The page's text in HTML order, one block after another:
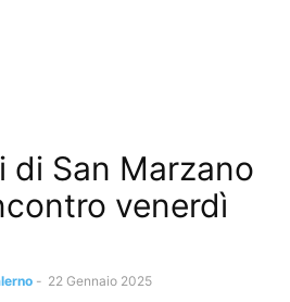
di San Marzano
venerdì
- 22 Gennaio 2025